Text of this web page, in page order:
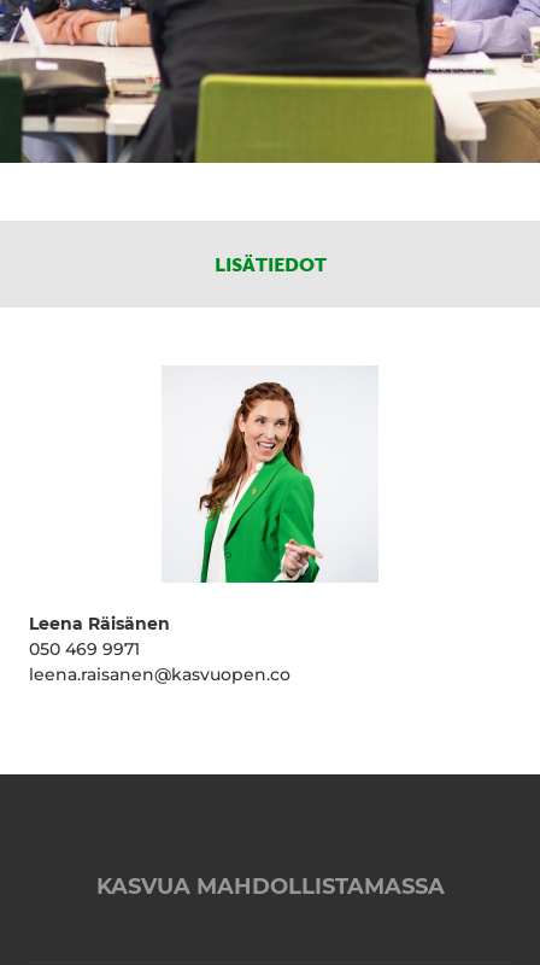
LISÄTIEDOT
Leena Räisänen
050 469 9971
leena.raisanen@kasvuopen.co
KASVUA MAHDOLLISTAMASSA